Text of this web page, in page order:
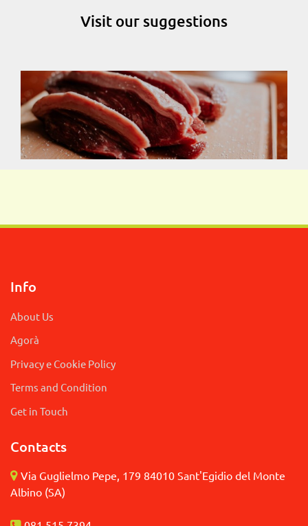
Visit our suggestions
Info
About Us
Agorà
Privacy e Cookie Policy
Terms and Condition
Get in Touch
Contacts
Via Guglielmo Pepe, 179 84010 Sant'Egidio del Monte
Albino (SA)